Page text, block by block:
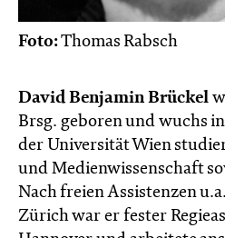
Foto:Thomas Rabsch
David Benjamin Brückel
Brsg. geboren und wuchs
der Universität Wien
und Medienwissenschaft
Nach freien Assistenzen
Zürich war er fester